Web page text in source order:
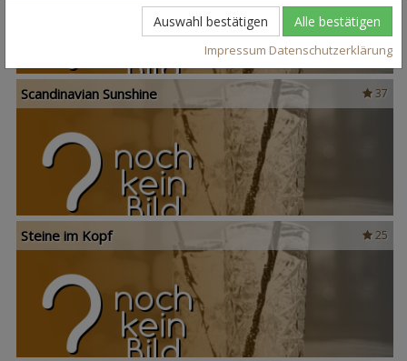
37
Scandinavian Sunshine
25
Steine im Kopf
Auswahl bestätigen Alle bestätigen
Impressum Datenschutzerklärung